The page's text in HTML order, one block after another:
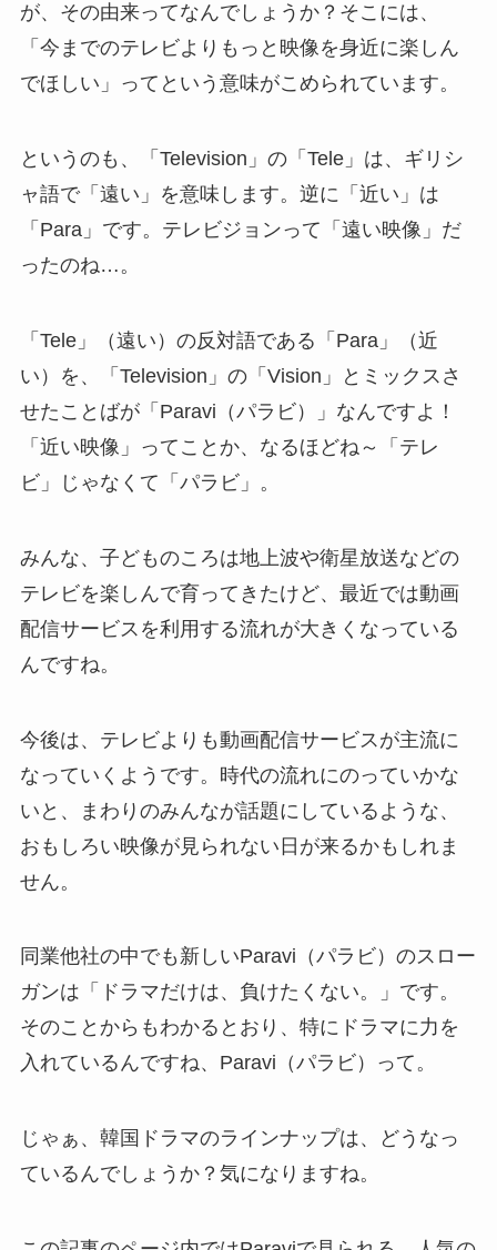
が、その由来ってなんでしょうか？そこには、
「今までのテレビよりもっと映像を身近に楽しん
でほしい」ってという意味がこめられています。
というのも、「Television」の「Tele」は、ギリシ
ャ語で「遠い」を意味します。逆に「近い」は
「Para」です。テレビジョンって「遠い映像」だ
ったのね…。
「Tele」（遠い）の反対語である「Para」（近
い）を、「Television」の「Vision」とミックスさ
せたことばが「Paravi（パラビ）」なんですよ！
「近い映像」ってことか、なるほどね～「テレ
ビ」じゃなくて「パラビ」。
みんな、子どものころは地上波や衛星放送などの
テレビを楽しんで育ってきたけど、最近では動画
配信サービスを利用する流れが大きくなっている
んですね。
今後は、テレビよりも動画配信サービスが主流に
なっていくようです。時代の流れにのっていかな
いと、まわりのみんなが話題にしているような、
おもしろい映像が見られない日が来るかもしれま
せん。
同業他社の中でも新しいParavi（パラビ）のスロー
ガンは「ドラマだけは、負けたくない。」です。
そのことからもわかるとおり、特にドラマに力を
入れているんですね、Paravi（パラビ）って。
じゃぁ、韓国ドラマのラインナップは、どうなっ
ているんでしょうか？気になりますね。